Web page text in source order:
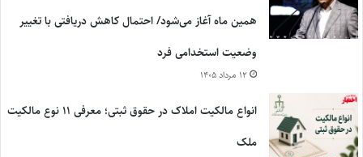
همین ماه آغاز می‌شود/ احتمال کاهش دریافتی با تغییر
وضعیت استخدامی فرد
۱۲ مرداد ۱۴۰۵
انواع مالکیت املاک در حقوق ثبتی؛ معرفی ۱۱ نوع مالکیت
ملک